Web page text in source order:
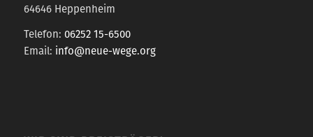
64646 Heppenheim
Telefon: 06252 15-6500
Email: info@neue-wege.org